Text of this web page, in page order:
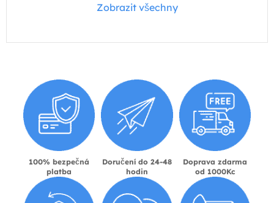
Zobrazit všechny
100% bezpečná
platba
Doručení do 24-48
hodin
Doprava zdarma
od 1000Kc